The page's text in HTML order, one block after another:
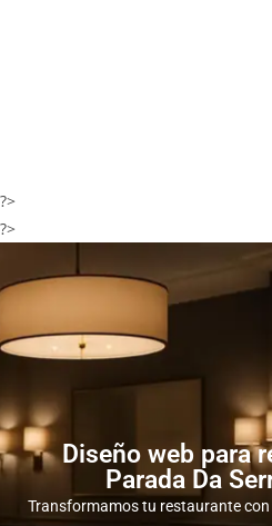
?>
?>
Diseño web para
Parada Da
Transformamos tu restaurante